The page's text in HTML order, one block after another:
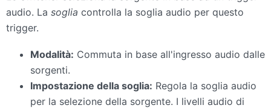
audio. La soglia controlla la soglia audio per questo
trigger.
Modalità: Commuta in base all'ingresso audio dalle
sorgenti.
Impostazione della soglia: Regola la soglia audio
per la selezione della sorgente. I livelli audio di